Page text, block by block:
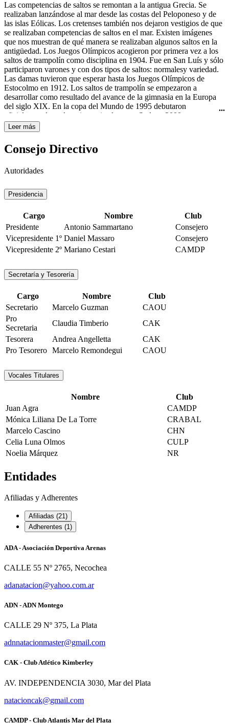
Mermaids" ("Las Sirenas Modernas"), para Feria Mundial en
Chicago, el cual el presentador lo anunció como "natación
sincronizada". Ésta fue la primera mención a este término, aunque
Curtis todavía usaba el nombre "rhythmic swimming" (natación
rítmica) en su libro Rhythmic Swimming: A Source Book of
Synchronized Swimming and Water Pageantry (Minneapolis:
Burgess Publishing Co., 1936). A pesar de esto, fue en Estados
Unidos de América donde obtuvo mayor importancia y
trascendencia con las películas de Esther Williams, famosa actriz de
Hollywood y nadadora. A ella se le atribuye ser la gran impulsora de
este deporte, por haberlo hecho famoso en sus películas de los años
40 y 50 del siglo XX, haciéndolo llegar a todo el mundo. La
Juegos Olímpicos de Los Ángeles en 1984.
Las competencias de saltos se remontan a la antigua Grecia. Se
realizaban lanzándose al mar desde las costas del Peloponeso y de
las islas Eólicas. Los cretenses también nos dejaron vestigios de que
se realizaban competencias de saltos en el mar. Existen imágenes
que nos muestran de qué manera se realizaban algunos saltos en la
antigüedad. Los Juegos Olímpicos acogieron por primera vez a los
saltos de trampolín como disciplina en 1904. Fue en San Luís y sólo
participaron varones y con dos tipos de saltos: normalesy variedad.
Las damas tuvieron que esperar hasta los Juegos Olímpicos de
Estocolmo en 1912. Los saltos de trampolín se empezaron a
desarrollar como resultado del avance de la gimnasia en la Europa
del siglo XIX. En la copa del Mundo de 1995 debutaron
oficialmente los saltos sincronizados y en Sydney 2000 se
estrenaron como disciplina olímpica.
Leer más
Consejo Directivo
Autoridades
Presidencia
Cargo Nombre
Club
Presidente
Antonio Sammartano
Consejero
Vicepresidente 1º Daniel Massaro
Consejero
Vicepresidente 2º Mariano Cestari CAMDP
Secretaría y Tesorería
Cargo Nombre
Club
Secretario
Marcelo Guzman
CAOU
Pro
Secretaria
Claudia Timberio
CAK
Tesorera
Andrea Angelletta
CAK
Pro Tesorero Marcelo Remondegui CAOU
Vocales Titulares
Nombre
Club
Juan Agra
CAMDP
Mónica Liliana De La Torre
CRABAL
Marcelo Cascino
CHN
Celia Luna Olmos
CULP
Noelia Márquez
NR
Entidades
Afiliadas y Adherentes
Afiliadas (21)
Adherentes (1)
ADA - Asociación Deportiva Arenas
CALLE 55 Nº 2765, Necochea
adanatacion@yahoo.com.ar
ADN - ADN Montego
CALLE 29 Nº 375, La Plata
adnnatacionmaster@gmail.com
CAK - Club Atlético Kimberley
AV. INDEPENDENCIA 3030, Mar del Plata
natacioncak@gmail.com
CAMDP - Club Atlantis Mar del Plata